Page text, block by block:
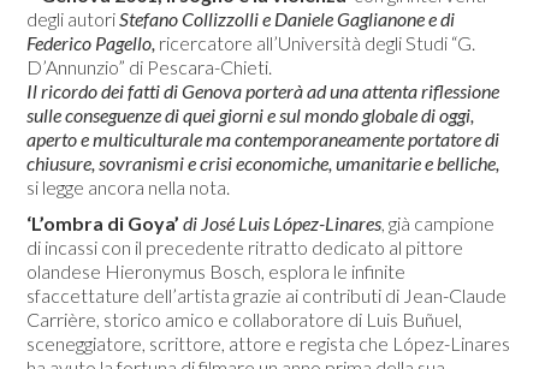
degli autoriStefano Collizzolli e Daniele Gaglianone e di
Federico Pagello, ricercatore all’Università degli Studi “G.
D’Annunzio” di Pescara-Chieti.
Il ricordo dei fatti di Genova porterà ad una attenta riflessione
sulle conseguenze di quei giorni e sul mondo globale di oggi,
aperto e multiculturale ma contemporaneamente portatore di
chiusure, sovranismi e crisi economiche, umanitarie e belliche,
si legge ancora nella nota.
‘L’ombra di Goya’ di José Luis López-Linares, già campione
di incassi con il precedente ritratto dedicato al pittore
olandese Hieronymus Bosch, esplora le infinite
sfaccettature dell’artista grazie ai contributi di Jean-Claude
Carrière, storico amico e collaboratore di Luis Buñuel,
sceneggiatore, scrittore, attore e regista che López-Linares